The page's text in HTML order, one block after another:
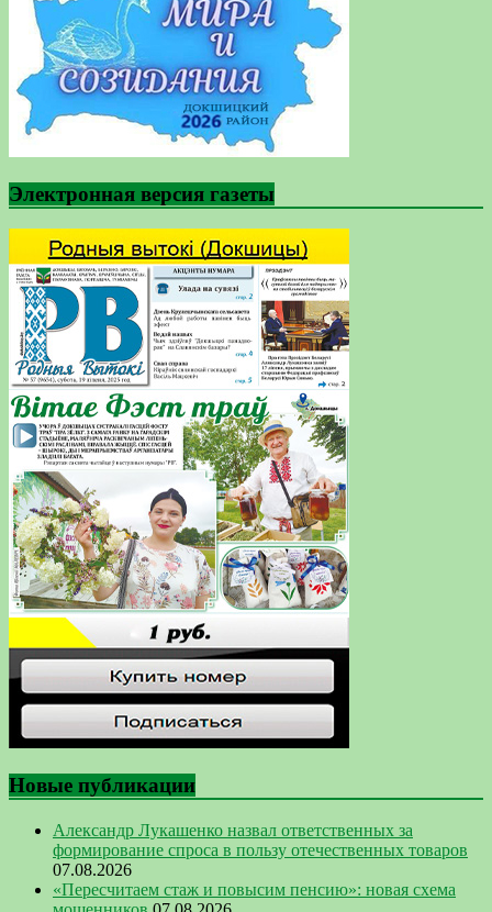
Электронная версия газеты
Новые публикации
Александр Лукашенко назвал ответственных за
формирование спроса в пользу отечественных товаров
07.08.2026
«Пересчитаем стаж и повысим пенсию»: новая схема